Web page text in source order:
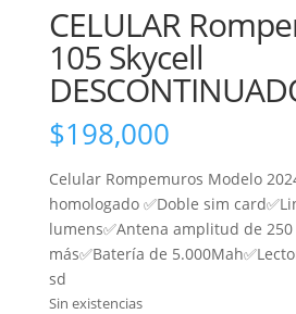
CELULAR
105 Skycell
$198,000
Celular Rompemuros Modelo
homologado ✅Doble sim
lumens✅Antena amplitud de
más✅Batería de
sd
Sin existencias